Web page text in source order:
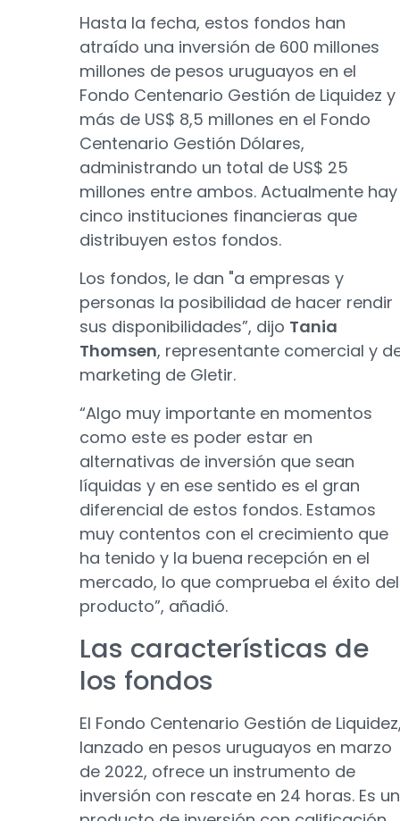
Hasta la fecha, estos fondos han
atraído una inversión de 600 millones
millones de pesos uruguayos en el
Fondo Centenario Gestión de Liquidez y
más de US$ 8,5 millones en el Fondo
Centenario Gestión Dólares,
administrando un total de US$ 25
millones entre ambos. Actualmente hay
cinco instituciones financieras que
distribuyen estos fondos.
Los fondos, le dan "a empresas y
personas la posibilidad de hacer rendir
sus disponibilidades”, dijo Tania
Thomsen, representante comercial y
marketing de Gletir.
“Algo muy importante en momentos
como este es poder estar en
alternativas de inversión que sean
líquidas y en ese sentido es el gran
diferencial de estos fondos. Estamos
muy contentos con el crecimiento que
ha tenido y la buena recepción en el
mercado, lo que comprueba el éxito del
producto”, añadió.
Las características de
los fondos
El Fondo Centenario Gestión de
lanzado en pesos uruguayos en marzo
de 2022, ofrece un instrumento de
inversión con rescate en 24 horas. Es un